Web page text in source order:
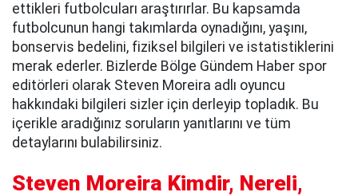
ettikleri futbolcuları araştırırlar. Bu kapsamda
futbolcunun hangi takımlarda oynadığını, yaşını,
bonservis bedelini, fiziksel bilgileri ve istatistiklerini
merak ederler. Bizlerde Bölge Gündem Haber spor
editörleri olarak Steven Moreira adlı oyuncu
hakkındaki bilgileri sizler için derleyip topladık. Bu
içerikle aradığınız soruların yanıtlarını ve tüm
detaylarını bulabilirsiniz.
Steven Moreira Kimdir, Nereli,